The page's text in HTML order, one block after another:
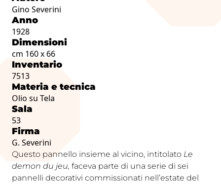
Gino Severini
Anno
1928
Dimensioni
cm 160 x 66
Inventario
7513
Materia e tecnica
Olio su Tela
Sala
53
Firma
G. Severini
Questo pannello insieme al vicino, intitolato Le
demon du jeu, faceva parte di una serie di sei
pannelli decorativi commissionati nell’estate del